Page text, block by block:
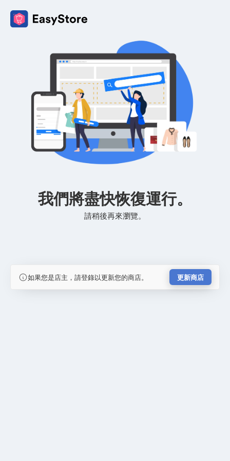
我們將盡快恢復運行。
請稍後再來瀏覽。
如果您是店主，請登錄以更新您的商店。 更新商店